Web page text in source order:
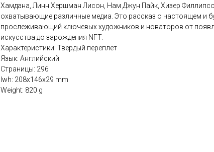
Хамдана, Линн Хершман Лисон, Нам Джун Пайк, Хизер
охватывающие различные медиа. Это рассказ о настоящем и
прослеживающий ключевых художников и новаторов от
искусства до зарождения NFT.
Характеристики: Твердый переплет
Язык: Английский
Страницы: 296
lwh: 208x146x29 mm
Weight: 820 g